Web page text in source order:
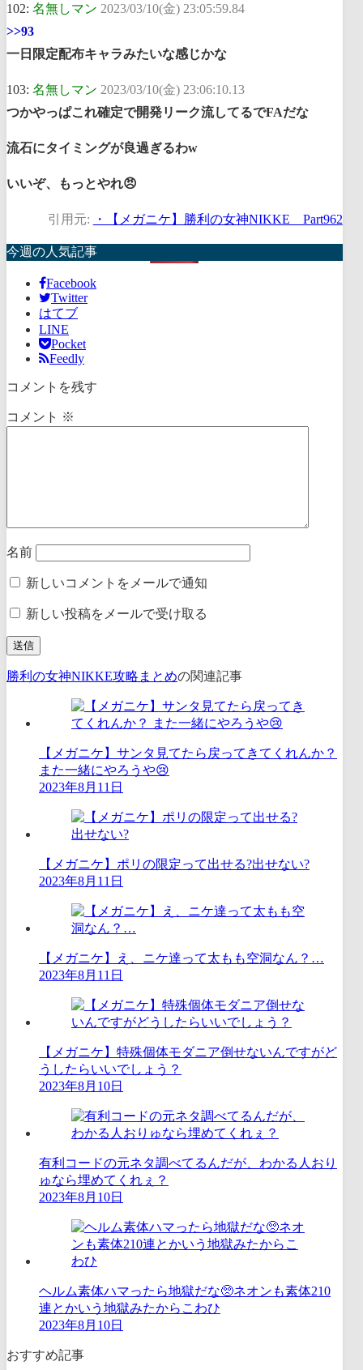
102: 名無しマン 2023/03/10(金) 23:05:59.84
>>93
一日限定配布キャラみたいな感じかな
103: 名無しマン 2023/03/10(金) 23:06:10.13
つかやっぱこれ確定で開発リーク流してるでFAだな
流石にタイミングが良過ぎるわw
いいぞ、もっとやれ😠
引用元: ・【メガニケ】勝利の女神NIKKE Part962
今週の人気記事
Facebook
Twitter
はてブ
LINE
Pocket
Feedly
コメントを残す
コメント ※
名前
新しいコメントをメールで通知
新しい投稿をメールで受け取る
勝利の女神NIKKE攻略まとめの関連記事
【メガニケ】サンタ見てたら戻ってきてくれんか？
また一緒にやろうや😢
2023年8月11日
【メガニケ】ポリの限定って出せる?出せない?
2023年8月11日
【メガニケ】え、ニケ達って太もも空洞なん？…
2023年8月11日
【メガニケ】特殊個体モダニア倒せないんですがど
うしたらいいでしょう？
2023年8月10日
有利コードの元ネタ調べてるんだが、わかる人おり
ゅなら埋めてくれぇ？
2023年8月10日
ヘルム素体ハマったら地獄だな🥺ネオンも素体210
連とかいう地獄みたからこわひ
2023年8月10日
おすすめ記事